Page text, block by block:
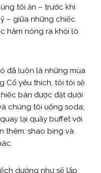
tôi ăn – trước khi
– giữa những chiếc
hâm nóng ra khỏi lò
đã luôn là những mùa
Cổ yêu thích, tôi tôi sẽ
bàn được đặt dưới
chúng tôi uống soda,
lại quầy buffet với
thêm: shao bing và
dường như sẽ lấp